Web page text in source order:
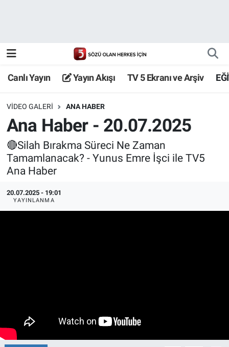
Canlı Yayın Yayın Akışı TV 5 Ekranı ve Arşiv
VIDEO GALERI ANA HABER
Ana Haber - 20.07.2025
🔴Silah Bırakma Süreci Ne Zaman
Tamamlanacak? - Yunus Emre İşci ile TV5
Ana Haber
20.07.2025 - 19:01
YAYINLANMA
TV 5 Ekranı ve Arşiv